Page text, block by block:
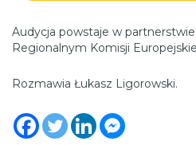
Audycja powstaje w
Regionalnym Komisji
Rozmawia Łukasz Ligorowski.